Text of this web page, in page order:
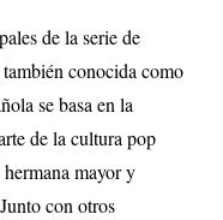
de la serie de
conocida como
se basa en la
de la cultura pop
mayor y
con otros